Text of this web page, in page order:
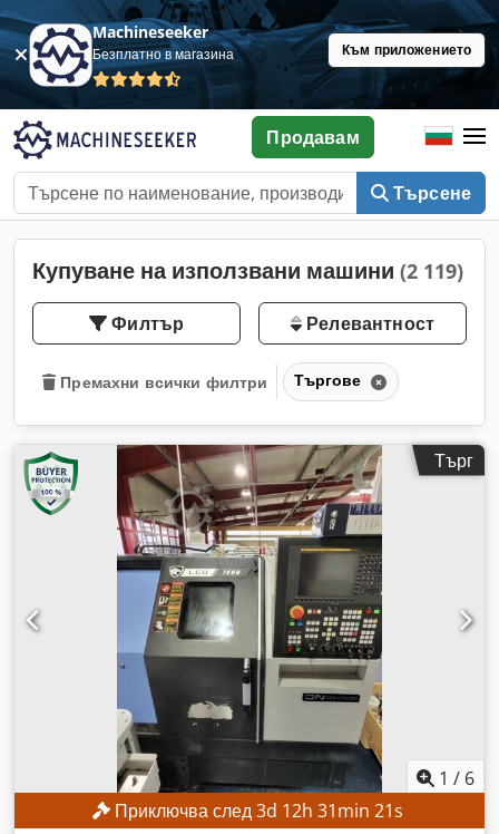
Machineseeker
Безплатно в магазина Към приложението
Търсене
Продавам
Купуване на използвани машини (2 119)
Филтър Релевантност
Премахни всички филтри Търгове
Търг
1 / 6
Приключва след3d 12h 31min 18s